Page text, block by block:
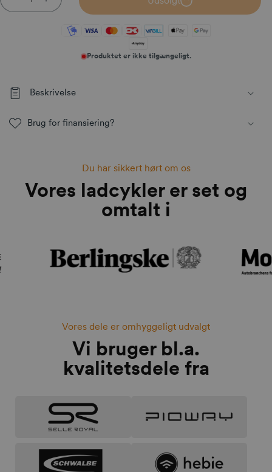
Reducer antallet for Nordic Rulleleje 20x47x15,25mm
Øg antallet for Nordic Rulleleje
Produktet er ikke tilgængeligt.
Beskrivelse
Brug for finansiering?
Du har sikkert hørt om os
Vores ladcykler er set og
omtalt i
Vores dele er omhyggeligt udvalgt
Vi bruger bl.a.
kvalitetsdele fra